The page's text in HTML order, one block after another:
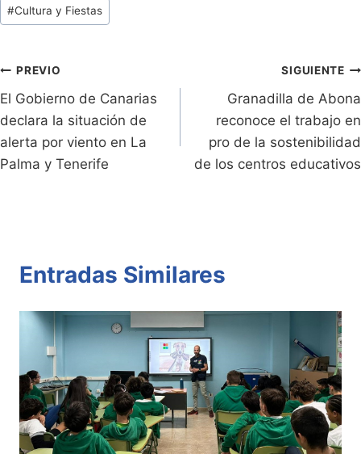
ri
dl
y
y
k
p
de
#Cultura y Fiestas
Navegación
de
entradas
PREVIO
El Gobierno de Canarias
declara la situación de
alerta por viento en La
Palma y Tenerife
SIGUIENTE
Granadilla de Abona
reconoce el trabajo en
pro de la sostenibilidad
de los centros educativos
Entradas Similares